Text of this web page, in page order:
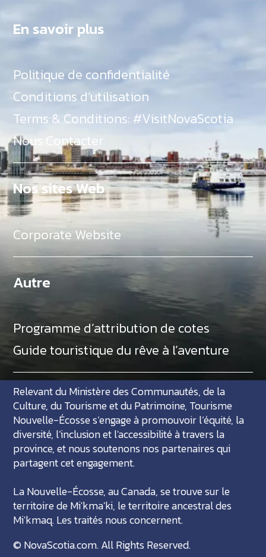
En savoir plus
Politique de confidentialité
Conditions d’utilisation
Terms & Conditions: #VisitNovaScotia
Nous Contacter
Nos sites Web
Corporate Website
Autre
Programme d’attribution de cotes
Guide touristique du rêve à l’aventure
Relevant du Ministère des Communautés, de la
Culture, du Tourisme et du Patrimoine, Tourisme
Nouvelle-Écosse s’engage à promouvoir l’équité, la
diversité, l’inclusion et l'accessibilité à travers la
province, et nous soutenons nos partenaires qui
partagent cet engagement.
La Nouvelle-Écosse, au Canada, se trouve sur le
territoire de Mi'kma'ki, le territoire ancestral des
Mi'kmaq. Les traités nous concernent.
© NovaScotia.com. All Rights Reserved.